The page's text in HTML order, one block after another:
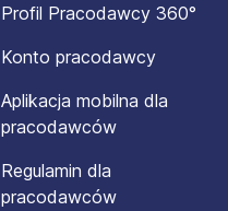
Profil Pracodawcy 360°
Konto pracodawcy
Aplikacja mobilna dla
pracodawców
Regulamin dla
pracodawców